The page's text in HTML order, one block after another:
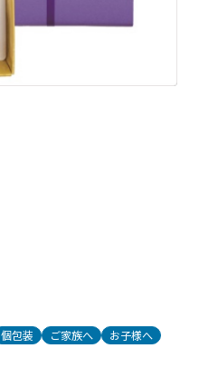
個包装 ご家族へ
お子様へ